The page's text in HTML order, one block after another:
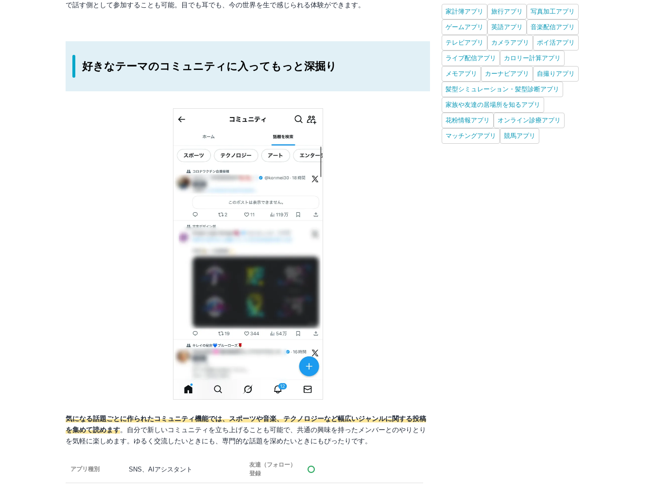
で話す側として参加することも可能。目でも耳でも、今の世界を生で感じられる体験ができます。
好きなテーマのコミュニティに入ってもっと深掘り
気になる話題ごとに作られたコミュニティ機能では、スポーツや音楽、テクノロジーなど幅広いジャンルに関する投稿
を集めて読めます。自分で新しいコミュニティを立ち上げることも可能で、共通の興味を持ったメンバーとのやりとり
を気軽に楽しめます。ゆるく交流したいときにも、専門的な話題を深めたいときにもぴったりです。
アプリ種別 SNS、AIアシスタント
友達（フォロー）
登録
家計簿アプリ 旅行アプリ 写真加工アプリ
ゲームアプリ 英語アプリ 音楽配信アプリ
テレビアプリ カメラアプリ ポイ活アプリ
ライブ配信アプリ カロリー計算アプリ
メモアプリ カーナビアプリ 自撮りアプリ
髪型シミュレーション・髪型診断アプリ
家族や友達の居場所を知るアプリ
花粉情報アプリ オンライン診療アプリ
マッチングアプリ 競馬アプリ